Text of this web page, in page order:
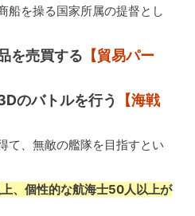
船を操る国家所属の提督とし
を売買する 【貿易パー
のバトルを行う
【海戦
て、無敵の艦隊を目指すとい
、個性的な航海士50人以上が